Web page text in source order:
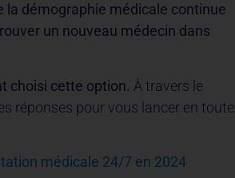
la démographie médicale continue
un nouveau médecin dans
choisi cette option. À travers le
réponses pour vous lancer en toute
médicale 24/7 en 2024